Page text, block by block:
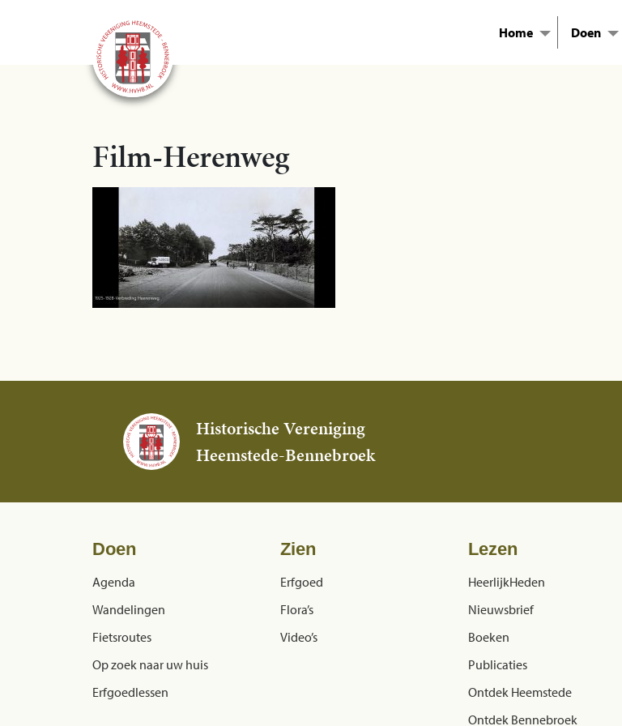
Home Doen
Film-Herenweg
Historische Vereniging
Heemstede-Bennebroek
Doen
Agenda
Wandelingen
Fietsroutes
Op zoek naar uw huis
Erfgoedlessen
Zien
Erfgoed
Flora’s
Video’s
Lezen
HeerlijkHeden
Nieuwsbrief
Boeken
Publicaties
Ontdek Heemstede
Ontdek Bennebroek